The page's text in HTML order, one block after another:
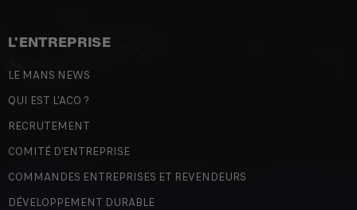
L'ENTREPRISE
LE MANS NEWS
QUI EST L'ACO ?
RECRUTEMENT
COMITÉ D'ENTREPRISE
COMMANDES ENTREPRISES ET REVENDEURS
DÉVELOPPEMENT DURABLE